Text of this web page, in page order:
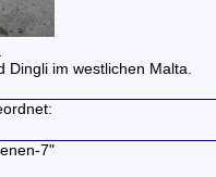
im westlichen Malta.
7"